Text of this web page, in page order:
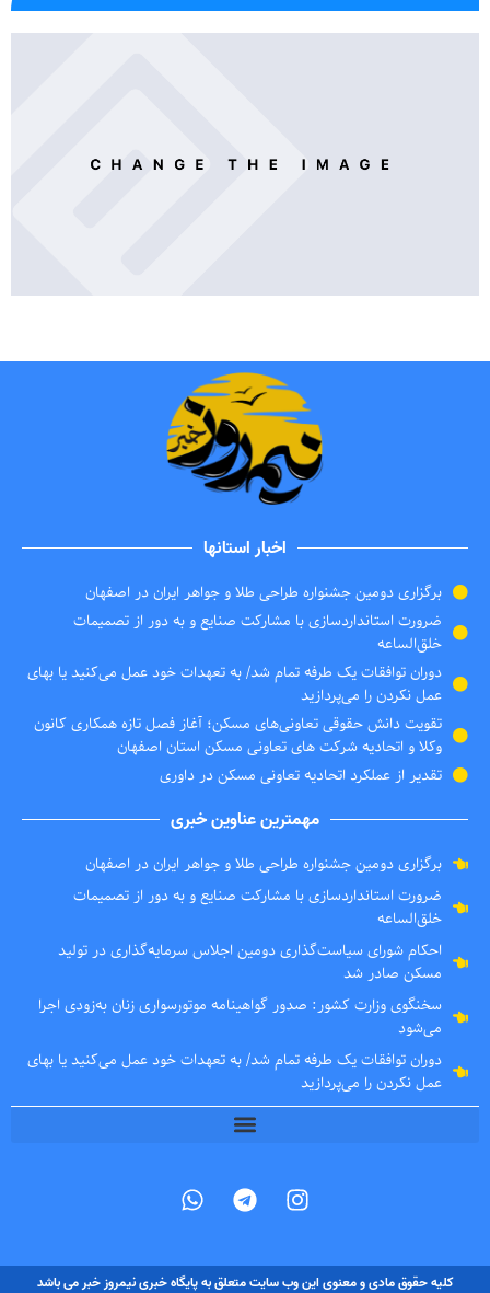
اخبار استانها
برگزاری دومین جشنواره طراحی طلا و جواهر ایران در اصفهان
ضرورت استانداردسازی با مشارکت صنایع و به دور از تصمیمات
خلق‌الساعه
دوران توافقات یک طرفه تمام شد/ به تعهدات خود عمل می‌کنید یا بهای
عمل نکردن را می‌پردازید
تقویت دانش حقوقی تعاونی‌های مسکن؛ آغاز فصل تازه همکاری کانون
وکلا و اتحادیه شرکت های تعاونی مسکن استان اصفهان
تقدیر از عملکرد اتحادیه تعاونی مسکن در داوری
مهمترین عناوین خبری
برگزاری دومین جشنواره طراحی طلا و جواهر ایران در اصفهان
ضرورت استانداردسازی با مشارکت صنایع و به دور از تصمیمات
خلق‌الساعه
احکام شورای سیاست‌گذاری دومین اجلاس سرمایه‌گذاری در تولید
مسکن صادر شد
سخنگوی وزارت کشور: صدور گواهینامه موتورسواری زنان به‌زودی اجرا
می‌شود
دوران توافقات یک طرفه تمام شد/ به تعهدات خود عمل می‌کنید یا بهای
عمل نکردن را می‌پردازید
کلیه حقوق مادی و معنوی این وب سایت متعلق به پایگاه خبری نیمروز خبر می باشد